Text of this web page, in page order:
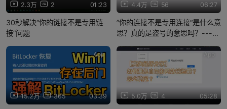
2.3万 2 01:23
30秒解决“你的链接不是专用链
接”问题
4.4万 56 06:27
”你的连接不是专用连接“是什么意
思？真的是盗号的意思吗？---
15.2万 365 03:39
App
5.0万 4 05:28